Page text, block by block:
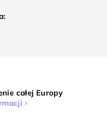
całej Europy